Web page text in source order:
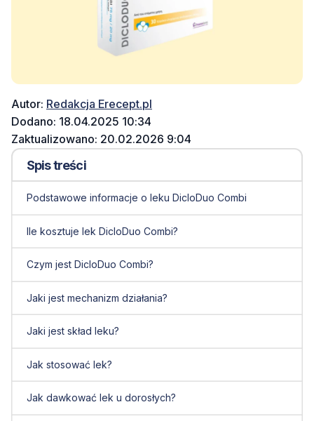
Autor: Redakcja Erecept.pl
Dodano: 18.04.2025 10:34
Zaktualizowano: 20.02.2026 9:04
Spis treści
Podstawowe informacje o leku DicloDuo Combi
Ile kosztuje lek DicloDuo Combi?
Czym jest DicloDuo Combi?
Jaki jest mechanizm działania?
Jaki jest skład leku?
Jak stosować lek?
Jak dawkować lek u dorosłych?